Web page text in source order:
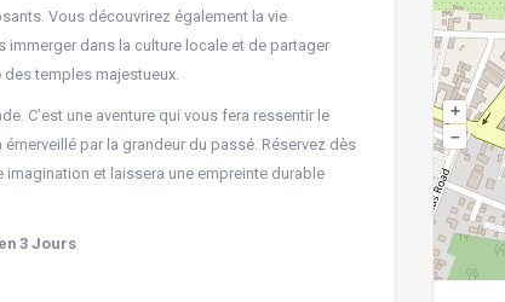
Vous découvrirez également la vie
dans la culture locale et de partager
temples majestueux.
C’est une aventure qui vous fera ressentir le
par la grandeur du passé. Réservez dès
et laissera une empreinte durable
3 Jours
+
–